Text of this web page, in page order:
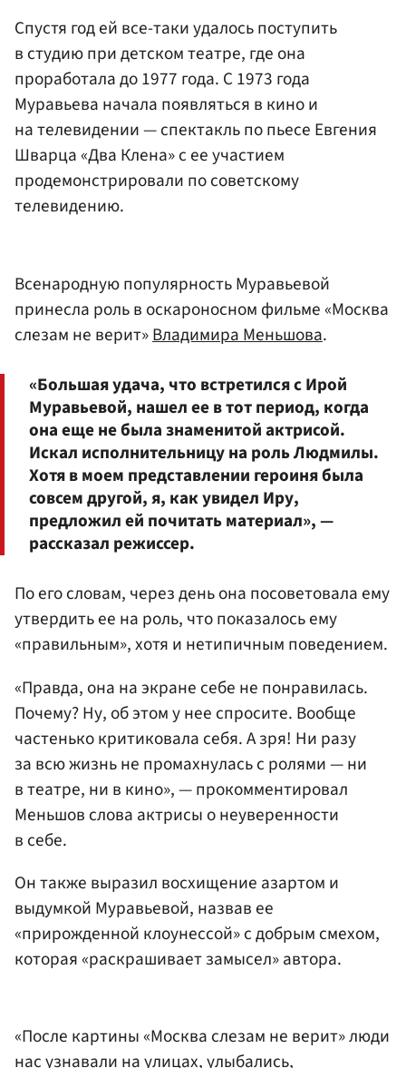
Спустя год ей все-таки удалось поступить
в студию при детском театре, где она
проработала до 1977 года. С 1973 года
Муравьева начала появляться в кино и
на телевидении — спектакль по пьесе Евгения
Шварца «Два Клена» с ее участием
продемонстрировали по советскому
телевидению.
Всенародную популярность Муравьевой
принесла роль в оскароносном фильме «Москва
слезам не верит»Владимира Меньшова.
«Большая удача, что встретился с Ирой
Муравьевой, нашел ее в тот период, когда
она еще не была знаменитой актрисой.
Искал исполнительницу на роль Людмилы.
Хотя в моем представлении героиня была
совсем другой, я, как увидел Иру,
предложил ей почитать материал», —
рассказал режиссер.
По его словам, через день она посоветовала ему
утвердить ее на роль, что показалось ему
«правильным», хотя и нетипичным поведением.
«Правда, она на экране себе не понравилась.
Почему? Ну, об этом у нее спросите. Вообще
частенько критиковала себя. А зря! Ни разу
за всю жизнь не промахнулась с ролями — ни
в театре, ни в кино», — прокомментировал
Меньшов слова актрисы о неуверенности
в себе.
Он также выразил восхищение азартом и
выдумкой Муравьевой, назвав ее
«прирожденной клоунессой» с добрым смехом,
которая «раскрашивает замысел» автора.
«После картины «Москва слезам не верит» люди
нас узнавали на улицах, улыбались,